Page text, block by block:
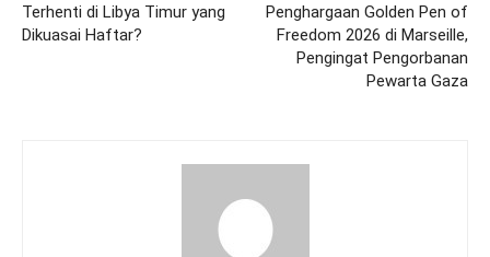
Terhenti di Libya Timur yang
Dikuasai Haftar?
Penghargaan Golden Pen of
Freedom 2026 di Marseille,
Pengingat Pengorbanan
Pewarta Gaza